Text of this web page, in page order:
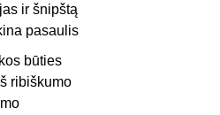
ir šnipštą
pasaulis
būties
ribiškumo